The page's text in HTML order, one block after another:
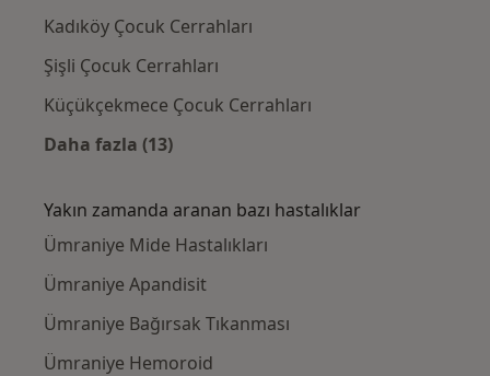
Kadıköy Çocuk Cerrahları
Şişli Çocuk Cerrahları
Küçükçekmece Çocuk Cerrahları
Daha fazla (13)
Yakın zamanda aranan bazı hastalıklar
Ümraniye Mide Hastalıkları
Ümraniye Apandisit
Ümraniye Bağırsak Tıkanması
Ümraniye Hemoroid